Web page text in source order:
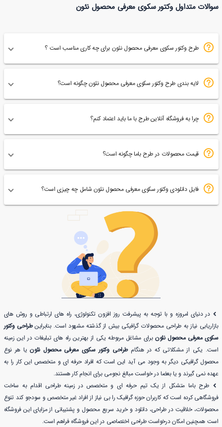
دایره ای 94
57
سوالات متداول وکتور سکوی معرفی محصول نئون
طرح وکتور سکوی معرفی محصول نئون برای چه کاری مناسب است ؟
لایه بندی طرح وکتور سکوی معرفی محصول نئون چگونه است؟
چرا به فروشگاه آنلاین طرح با ما باید اعتماد کنم؟
قیمت محصولات در طرح باما چگونه است؟
فایل دانلودی وکتور سکوی معرفی محصول نئون شامل چه چیزی است؟
در دنیای امروزه و با توجه به پیشرفت روز افزون تکنولوژی، راه های ارتباطی و روش های
بازاریابی نیاز به طراحی محصولات گرافیکی بیش از گذشته مشهود است. بنابراینطراحی وکتور
سکوی معرفی محصول نئون برای مشاغل مربوطه یکی از بهترین راه های تبلیغات در این زمینه
است. یکی از مشکلاتی که در هنگامطراحی وکتور سکوی معرفی محصول نئون یا هر نوع
محصول گرافیکی دیگر به وجود می آید این است که افراد حرفه ای و متخصص این کار را به
عهده نمی گیرند و یا بعضا در خواست مبالغ نجومی برای انجام کار هستند.
طرح باما متشکل از یک تیم حرفه ای و متخصص در زمینه طراحی اقدام به ساخت
فروشگاهی کرده است که کاربران حوزه گرافیک را بی نیاز از افراد غیر متخصص و سودجو کند تنوع
محصولات، خلاقیت در طراحی، دانلود و خرید سریع محصول و پشتیبانی از مزایای این فروشگاه
است همچنین امکان درخواست طراحی اختصاصی در این فروشگاه فراهم است.